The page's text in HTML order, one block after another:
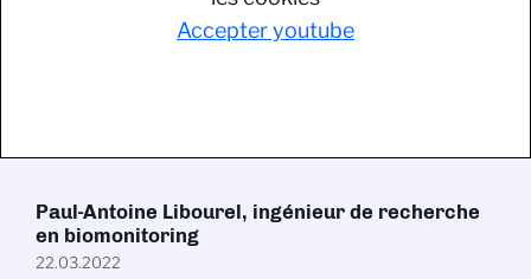
Accepter youtube
Paul-Antoine Libourel, ingénieur de recherche
en biomonitoring
22.03.2022